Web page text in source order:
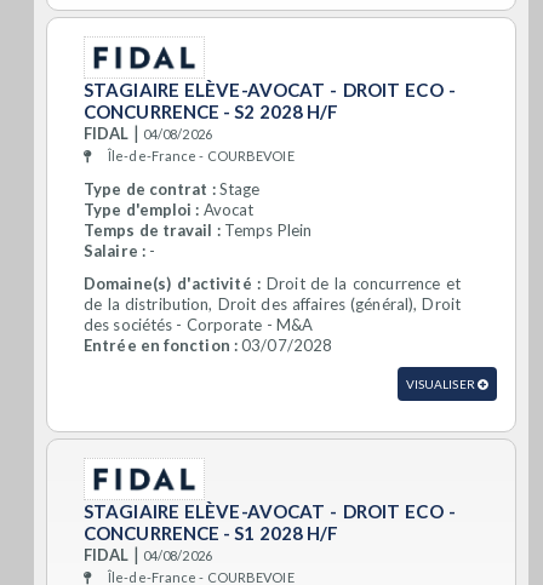
STAGIAIRE ELÈVE-AVOCAT - DROIT ECO -
CONCURRENCE - S2 2028 H/F
FIDAL | 04/08/2026
Île-de-France - COURBEVOIE
Type de contrat :Stage
Type d'emploi : Avocat
Temps de travail :Temps Plein
Salaire :-
Domaine(s) d'activité : Droit de la concurrence et
de la distribution, Droit des affaires (général), Droit
des sociétés - Corporate - M&A
Entrée en fonction :03/07/2028
VISUALISER
STAGIAIRE ELÈVE-AVOCAT - DROIT ECO -
CONCURRENCE - S1 2028 H/F
FIDAL | 04/08/2026
Île-de-France - COURBEVOIE